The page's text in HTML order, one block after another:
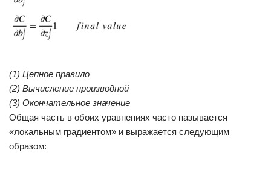
(1) Цепное правило
(2) Вычисление производной
(3) Окончательное значение
Общая часть в обоих уравнениях часто называется
«локальным градиентом» и выражается следующим
образом: